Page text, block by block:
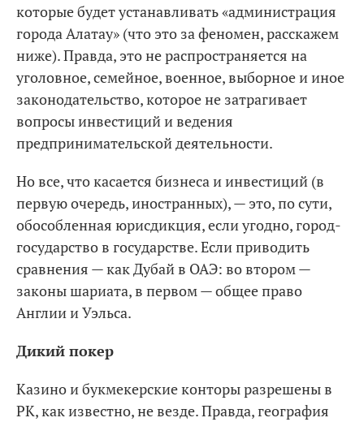
которые будет устанавливать «администрация
города Алатау» (что это за феномен, расскажем
ниже). Правда, это не распространяется на
уголовное, семейное, военное, выборное и иное
законодательство, которое не затрагивает
вопросы инвестиций и ведения
предпринимательской деятельности.
Но все, что касается бизнеса и инвестиций (в
первую очередь, иностранных), — это, по сути,
обособленная юрисдикция, если угодно, город-
государство в государстве. Если приводить
сравнения — как Дубай в ОАЭ: во втором —
законы шариата, в первом — общее право
Англии и Уэльса.
Дикий покер
Казино и букмекерские конторы разрешены в
РК, как известно, не везде. Правда, география